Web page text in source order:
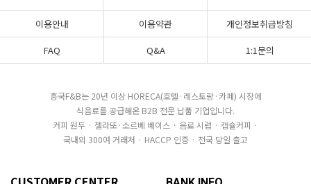
이용안내 이용약관
개인정보취급방침
FAQ
Q&A 1:1문의
흥국F&B는 20년 이상 HORECA(호텔·레스토랑·카페) 시장에
식음료를 공급해온 B2B 전문 납품 기업입니다.
커피 원두 · 젤라또·소르베 베이스 · 음료 시럽 · 캡슐커피 ·
국내외 300여 거래처 · HACCP 인증 · 전국 당일 출고